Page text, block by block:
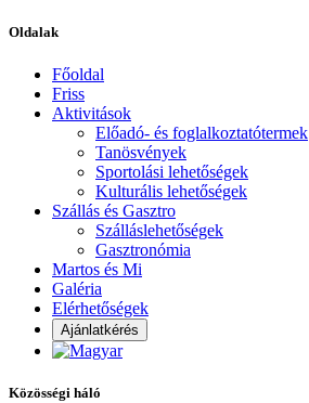
Oldalak
Főoldal
Friss
Aktivitások
Előadó- és foglalkoztatótermek
Tanösvények
Sportolási lehetőségek
Kulturális lehetőségek
Szállás és Gasztro
Szálláslehetőségek
Gasztronómia
Martos és Mi
Galéria
Elérhetőségek
Ajánlatkérés
Közösségi háló